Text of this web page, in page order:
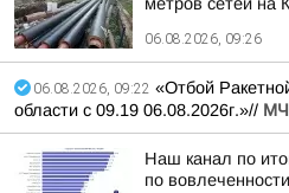
06.08.2026, 09:26
06.08.2026, 09:22 «Отбой
области с 09.19 06.08.2026г.»//
Наш канал по
по